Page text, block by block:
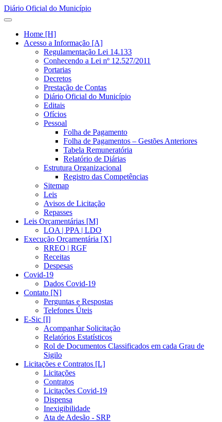
Diário Oficial do Município
Home [H]
Acesso a Informação [A]
Regulamentação Lei 14.133
Conhecendo a Lei nº 12.527/2011
Portarias
Decretos
Prestação de Contas
Diário Oficial do Município
Editais
Ofícios
Pessoal
Folha de Pagamento
Folha de Pagamentos – Gestões Anteriores
Tabela Remuneratória
Relatório de Diárias
Estrutura Organizacional
Registro das Competências
Sitemap
Leis
Avisos de Licitação
Repasses
Leis Orçamentárias [M]
LOA | PPA | LDO
Execução Orçamentária [X]
RREO | RGF
Receitas
Despesas
Covid-19
Dados Covid-19
Contato [N]
Perguntas e Respostas
Telefones Úteis
E-Sic [I]
Acompanhar Solicitação
Relatórios Estatísticos
Rol de Documentos Classificados em cada Grau de
Sigilo
Licitações e Contratos [L]
Licitações
Contratos
Licitações Covid-19
Dispensa
Inexigibilidade
Ata de Adesão - SRP